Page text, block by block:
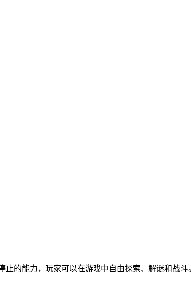
的能力，玩家可以在游戏中自由探索、解谜和战